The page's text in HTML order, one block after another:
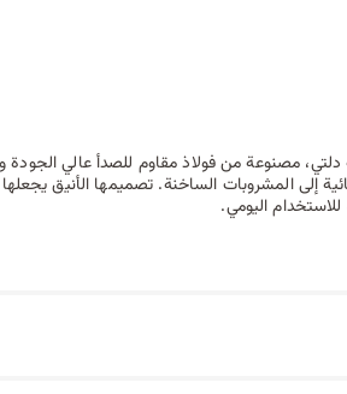
مصنوعة من فولاذ مقاوم للصدأ عالي الجودة
مل وظائف استثنائية إلى المشروبات الساخنة. تصميمها
اليومي.